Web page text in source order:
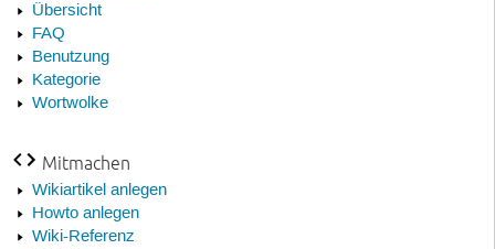
Übersicht
FAQ
Benutzung
Kategorie
Wortwolke
Mitmachen
Wikiartikel anlegen
Howto anlegen
Wiki-Referenz